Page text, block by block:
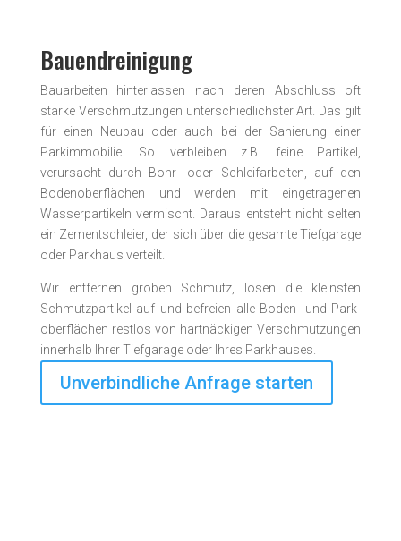
Bauendreinigung
Bauarbeiten hinterlassen nach deren Abschluss oft
starke Verschmutzungen unterschiedlichster Art. Das gilt
für einen Neubau oder auch bei der Sanierung einer
Parkimmobilie. So verbleiben z.B. feine Partikel,
verursacht durch Bohr- oder Schleif­arbeiten, auf den
Boden­oberflächen und werden mit ein­getragenen
Wasser­partikeln vermischt. Daraus entsteht nicht selten
ein Zementschleier, der sich über die gesamte Tiefgarage
oder Parkhaus verteilt.
Wir entfernen groben Schmutz, lösen die kleinsten
Schmutzpartikel auf und befreien alle Boden- und Park­
ober­flächen restlos von hart­näckigen Ver­schmutz­ungen
inner­halb Ihrer Tiefgarage oder Ihres Park­hauses.
Unverbindliche Anfrage starten